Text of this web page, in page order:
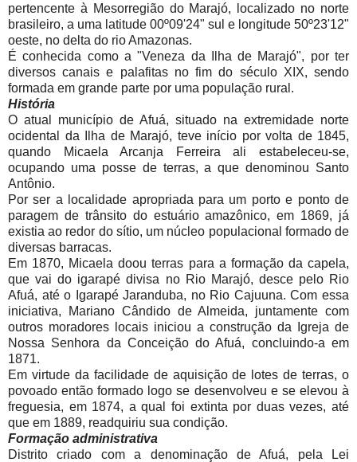
pertencente à Mesorregião do Marajó, localizado no norte
brasileiro, a uma latitude 00º09'24" sul e longitude 50º23'12"
oeste, no delta do rio Amazonas.
É conhecida como a "Veneza da Ilha de Marajó", por ter
diversos canais e palafitas no fim do século XIX, sendo
formada em grande parte por uma população rural.
História
O atual município de Afuá, situado na extremidade norte
ocidental da Ilha de Marajó, teve início por volta de 1845,
quando Micaela Arcanja Ferreira ali estabeleceu-se,
ocupando uma posse de terras, a que denominou Santo
Antônio.
Por ser a localidade apropriada para um porto e ponto de
paragem de trânsito do estuário amazônico, em 1869, já
existia ao redor do sítio, um núcleo populacional formado de
diversas barracas.
Em 1870, Micaela doou terras para a formação da capela,
que vai do igarapé divisa no Rio Marajó, desce pelo Rio
Afuá, até o Igarapé Jaranduba, no Rio Cajuuna. Com essa
iniciativa, Mariano Cândido de Almeida, juntamente com
outros moradores locais iniciou a construção da Igreja de
Nossa Senhora da Conceição do Afuá, concluindo-a em
1871.
Em virtude da facilidade de aquisição de lotes de terras, o
povoado então formado logo se desenvolveu e se elevou à
freguesia, em 1874, a qual foi extinta por duas vezes, até
que em 1889, readquiriu sua condição.
Formação administrativa
Distrito criado com a denominação de Afuá, pela Lei